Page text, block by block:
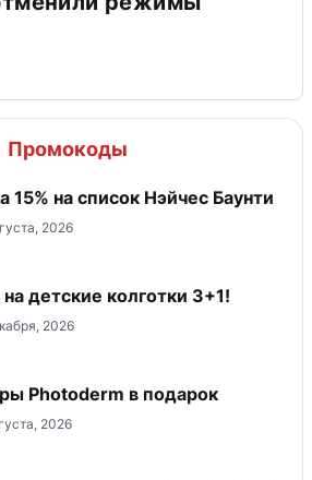
Промокоды
15% на список Нэйчес Баунти
2026
детские колготки 3+1!
2026
Photoderm в подарок
2026